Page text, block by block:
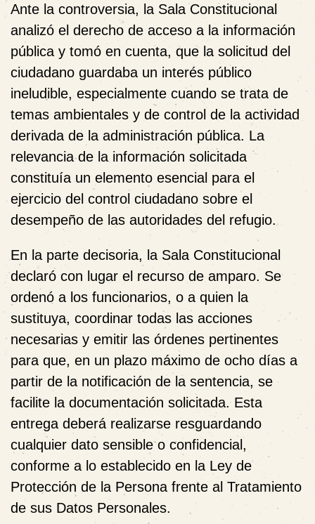
Ante la controversia, la Sala Constitucional
analizó el derecho de acceso a la información
pública y tomó en cuenta, que la solicitud del
ciudadano guardaba un interés público
ineludible, especialmente cuando se trata de
temas ambientales y de control de la actividad
derivada de la administración pública. La
relevancia de la información solicitada
constituía un elemento esencial para el
ejercicio del control ciudadano sobre el
desempeño de las autoridades del refugio.
En la parte decisoria, la Sala Constitucional
declaró con lugar el recurso de amparo. Se
ordenó a los funcionarios, o a quien la
sustituya, coordinar todas las acciones
necesarias y emitir las órdenes pertinentes
para que, en un plazo máximo de ocho días a
partir de la notificación de la sentencia, se
facilite la documentación solicitada. Esta
entrega deberá realizarse resguardando
cualquier dato sensible o confidencial,
conforme a lo establecido en la Ley de
Protección de la Persona frente al Tratamiento
de sus Datos Personales.